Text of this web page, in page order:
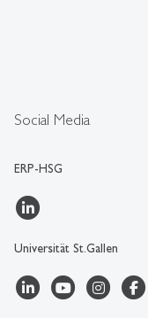
Social Media
ERP-HSG
Universität St.Gallen